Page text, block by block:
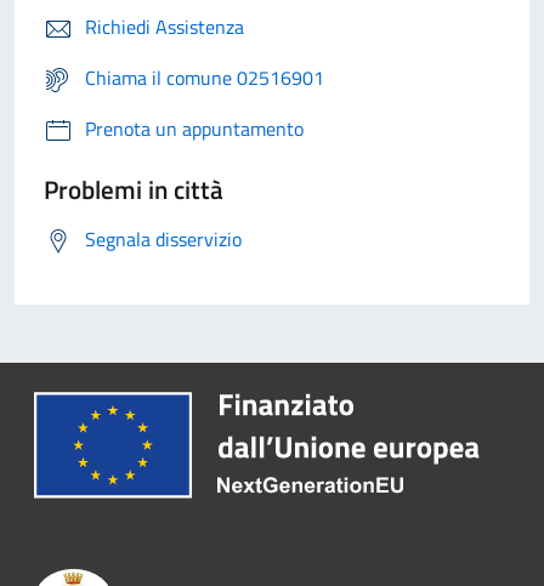
Richiedi Assistenza
Chiama il comune 02516901
Prenota un appuntamento
Problemi in città
Segnala disservizio